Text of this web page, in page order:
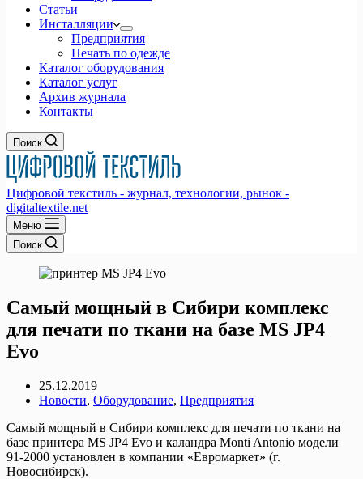
Статьи
Инсталляции
Предприятия
Печать по одежде
Каталог оборудования
Каталог услуг
Архив журнала
Контакты
Поиск
Цифровой текстиль - журнал, технологии, рынок -
digitaltextile.net
Меню
Поиск
Самый мощный в Сибири комплекс
для печати по ткани на базе MS JP4
Evo
25.12.2019
Новости, Оборудование, Предприятия
Самый мощный в Сибири комплекс для печати по ткани на
базе принтера MS JP4 Evo и каландра Monti Antonio модели
91-2000 установлен в компании «Евромаркет» (г.
Новосибирск).